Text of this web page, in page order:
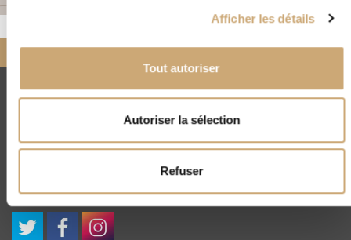
Afficher les détails
Tout autoriser
Autoriser la sélection
Refuser
CNEP
4, rue Drouot - 75009 Paris
(+33) 01 45 23 00 56